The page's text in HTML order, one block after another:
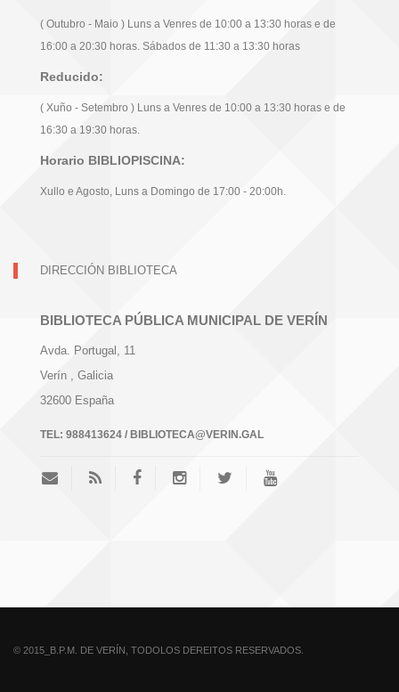
( Outubro - Maio ) Luns a Venres de 10:00 a 13:30 horas e de
16:00 a 20:30 horas. Sábados de 11:30 a 13:30 horas
Reducido:
( Xuño - Setembro ) Luns a Venres de 10:00 a 13:30 horas e de
16:30 a 19:30 horas.
Horario BIBLIOPISCINA:
Xullo e Agosto, Luns a Domingo de 17:00 - 20:00h.
DIRECCIÓN BIBLIOTECA
BIBLIOTECA PÚBLICA MUNICIPAL DE VERÍN
Avda. Portugal, 11
Verín
, Galicia
32600 España
TEL: 988413624 / BIBLIOTECA@VERIN.GAL
© 2015_B.P.M. DE VERÍN, TODOLOS DEREITOS RESERVADOS.